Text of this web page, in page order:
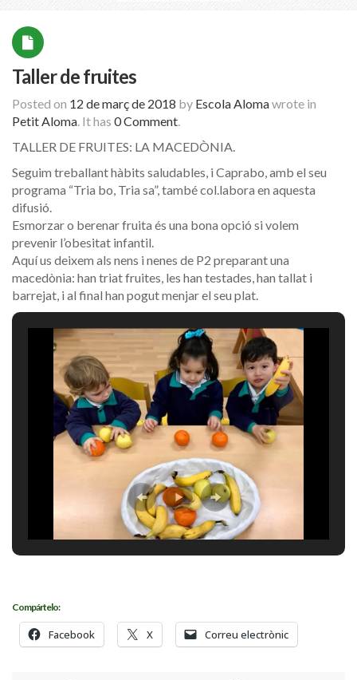
Taller de fruites
Posted on 12 de març de 2018 by Escola Alomawrote in
Petit Aloma. It has 0 Comment.
TALLER DE FRUITES: LA MACEDÒNIA.
Seguim treballant hàbits saludables, i Caprabo, amb el seu
programa “Tria bo, Tria sa”, també col.labora en aquesta
difusió.
Esmorzar o berenar fruita és una bona opció si volem
prevenir l’obesitat infantil.
Aquí us deixem als nens i nenes de P2 preparant una
macedònia: han triat fruites, les han testades, han tallat i
barrejat, i al final han pogut menjar el seu plat.
Compártelo:
Facebook X Correu electrònic